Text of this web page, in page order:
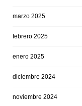
marzo 2025
febrero 2025
enero 2025
diciembre 2024
noviembre 2024